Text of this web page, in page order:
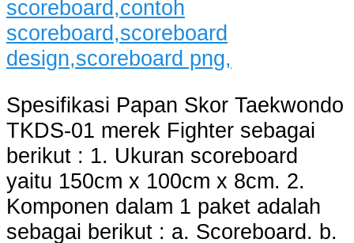
Spesifikasi Papan Skor Taekwondo
TKDS-01 merek Fighter sebagai
berikut : 1. Ukuran scoreboard
yaitu 150cm x 100cm x 8cm. 2.
Komponen dalam 1 paket adalah
sebagai berikut : a. Scoreboard. b.